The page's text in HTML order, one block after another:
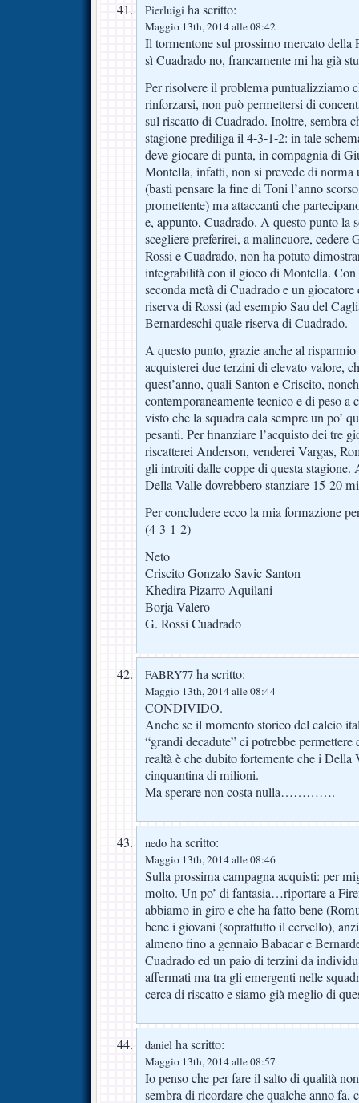
Pierluigi ha scritto:
Maggio 13th, 2014 alle 08:42
Il tormentone sul prossimo mercato della
sì Cuadrado no, francamente mi ha già
Per risolvere il problema puntualizziamo
rinforzarsi, non può permettersi di
sul riscatto di Cuadrado. Inoltre, sembra
stagione prediliga il 4-3-1-2: in tale
deve giocare di punta, in compagnia di
Montella, infatti, non si prevede di norma
(basti pensare la fine di Toni l’anno
promettente) ma attaccanti che
e, appunto, Cuadrado. A questo punto la
scegliere preferirei, a malincuore, cedere
Rossi e Cuadrado, non ha potuto
integrabilità con il gioco di Montella.
seconda metà di Cuadrado e un
riserva di Rossi (ad esempio Sau del
Bernardeschi quale riserva di Cuadrado.
A questo punto, grazie anche al
acquisterei due terzini di elevato valore,
quest’anno, quali Santon e Criscito,
contemporaneamente tecnico e di peso
visto che la squadra cala sempre un po’
pesanti. Per finanziare l’acquisto dei tre
riscatterei Anderson, venderei Vargas,
gli introiti dalle coppe di questa
Della Valle dovrebbero stanziare 15-20
Per concludere ecco la mia formazione
(4-3-1-2)
Neto
Criscito Gonzalo Savic Santon
Khedira Pizarro Aquilani
Borja Valero
G. Rossi Cuadrado
FABRY77 ha scritto:
Maggio 13th, 2014 alle 08:44
CONDIVIDO.
Anche se il momento storico del calcio
“grandi decadute” ci potrebbe
realtà è che dubito fortemente che i
cinquantina di milioni.
Ma sperare non costa nulla………….
nedo ha scritto:
Maggio 13th, 2014 alle 08:46
Sulla prossima campagna acquisti: per
molto. Un po’ di fantasia…riportare a
abbiamo in giro e che ha fatto bene
bene i giovani (soprattutto il cervello),
almeno fino a gennaio Babacar e
Cuadrado ed un paio di terzini da
affermati ma tra gli emergenti nelle
cerca di riscatto e siamo già meglio di
daniel ha scritto:
Maggio 13th, 2014 alle 08:57
Io penso che per fare il salto di qualità
sembra di ricordare che qualche anno fa,